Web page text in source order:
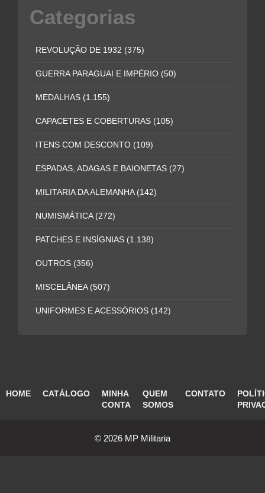
Categorias
REVOLUÇÃO DE 1932 (375)
GUERRA PARAGUAI E IMPÉRIO (50)
MEDALHAS (1.155)
CAPACETES E COBERTURAS (105)
ITENS COM DESCONTO (109)
ESPADAS, ADAGAS E BAIONETAS (27)
MILITARIA DA ALEMANHA (142)
NUMISMÁTICA (272)
PATCHES E INSÍGNIAS (1.138)
OUTROS (356)
MISCELÂNEA (507)
UNIFORMES E ACESSÓRIOS (142)
HOME CATÁLOGO
MINHA
CONTA
QUEM
SOMOS
CONTATO
© 2026 MP Militaria